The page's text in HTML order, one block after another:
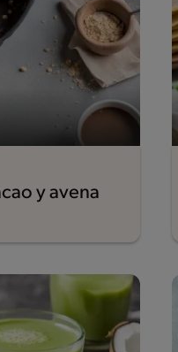
y avena